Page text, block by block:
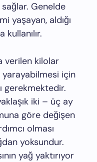
Genelde
yaşayan, aldığı
kullanılır.
verilen kilolar
yarayabilmesi için
gerekmektedir.
iki – üç ay
göre değişen
olması
yoksundur.
yağ yaktırıyor